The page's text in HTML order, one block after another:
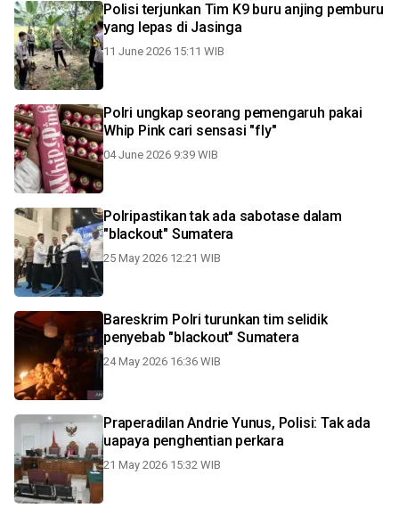
Polisi terjunkan Tim K9 buru anjing pemburu
yang lepas di Jasinga
11 June 2026 15:11 WIB
Polri ungkap seorang pemengaruh pakai
Whip Pink cari sensasi "fly"
04 June 2026 9:39 WIB
Polripastikan tak ada sabotase dalam
"blackout" Sumatera
25 May 2026 12:21 WIB
Bareskrim Polri turunkan tim selidik
penyebab "blackout" Sumatera
24 May 2026 16:36 WIB
Praperadilan Andrie Yunus, Polisi: Tak ada
uapaya penghentian perkara
21 May 2026 15:32 WIB